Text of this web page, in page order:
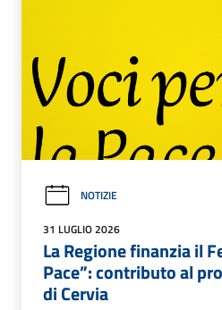
NOTIZIE
31 LUGLIO 2026
La Regione finanzia il
Pace”: contributo al
di Cervia